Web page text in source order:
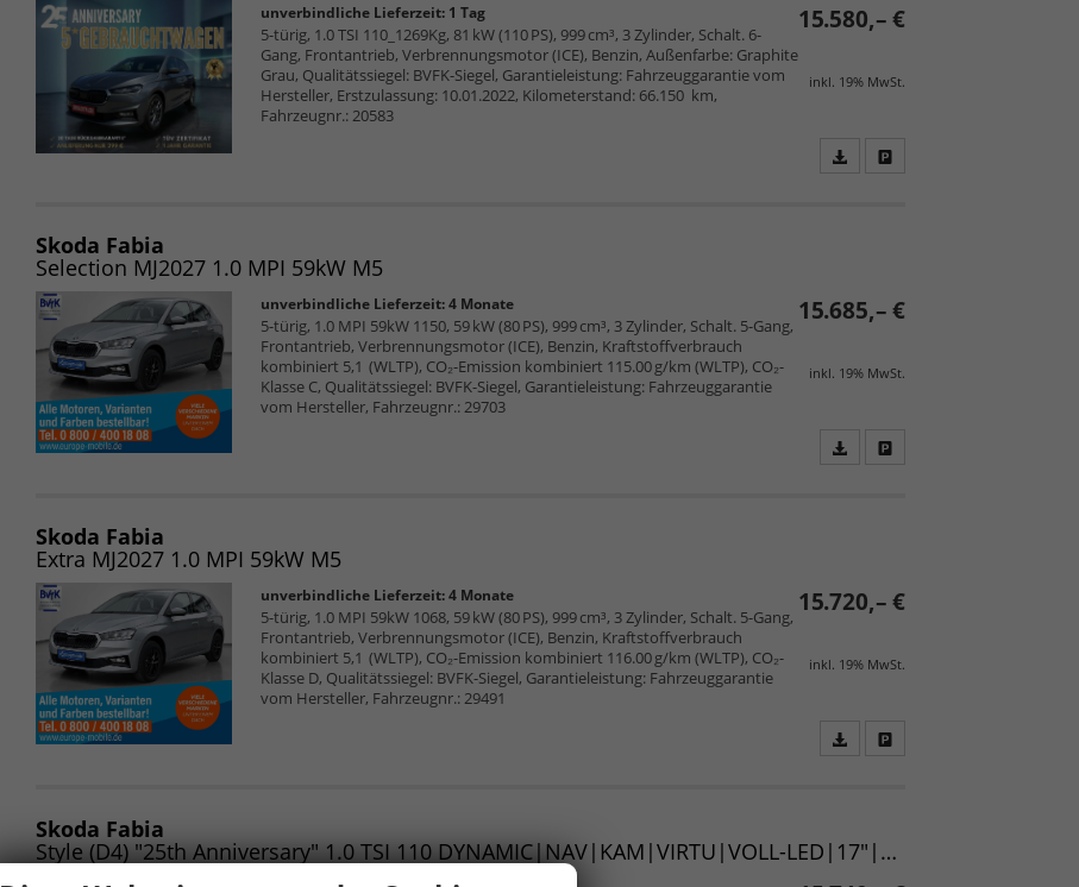
15.580,– €
inkl. 19% MwSt.
unverbindliche Lieferzeit: 1 Tag
5-türig, 1.0 TSI 110_1269Kg, 81 kW (110 PS), 999 cm³, 3 Zylinder, Schalt. 6-
Gang, Frontantrieb, Verbrennungsmotor (ICE), Benzin, Außenfarbe: Graphite
Grau, Qualitätssiegel: BVFK-Siegel, Garantieleistung: Fahrzeuggarantie vom
Hersteller, Erstzulassung: 10.01.2022, Kilometerstand: 66.150 km,
Fahrzeugnr.: 20583
Skoda Fabia
Selection MJ2027 1.0 MPI 59kW M5
15.685,– €
inkl. 19% MwSt.
unverbindliche Lieferzeit:4 Monate
5-türig, 1.0 MPI 59kW 1150, 59 kW (80 PS), 999 cm³, 3 Zylinder, Schalt. 5-Gang,
Frontantrieb, Verbrennungsmotor (ICE), Benzin, Kraftstoffverbrauch
kombiniert 5,1 (WLTP), CO₂-Emission kombiniert 115.00 g/km (WLTP), CO₂-
Klasse C, Qualitätssiegel: BVFK-Siegel, Garantieleistung: Fahrzeuggarantie
vom Hersteller, Fahrzeugnr.: 29703
Skoda Fabia
Extra MJ2027 1.0 MPI 59kW M5
15.720,– €
inkl. 19% MwSt.
unverbindliche Lieferzeit:4 Monate
5-türig, 1.0 MPI 59kW 1068, 59 kW (80 PS), 999 cm³, 3 Zylinder, Schalt. 5-Gang,
Frontantrieb, Verbrennungsmotor (ICE), Benzin, Kraftstoffverbrauch
kombiniert 5,1 (WLTP), CO₂-Emission kombiniert 116.00 g/km (WLTP), CO₂-
Klasse D, Qualitätssiegel: BVFK-Siegel, Garantieleistung: Fahrzeuggarantie
vom Hersteller, Fahrzeugnr.: 29491
Skoda Fabia
Style (D4) "25th Anniversary" 1.0 TSI 110 DYNAMIC|NAV|KAM|VIRTU|VOLL-LED|17"|5J-GAR|UVM. (Vorlauf 02.08.2026)